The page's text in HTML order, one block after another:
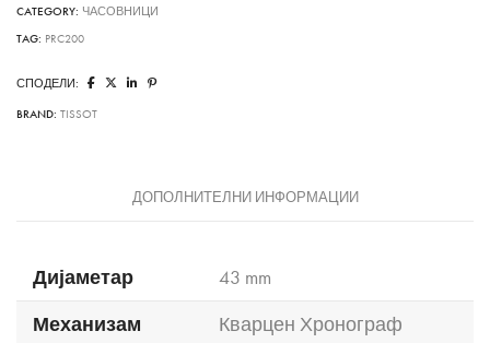
CATEGORY: ЧАСОВНИЦИ
TAG: PRC200
СПОДЕЛИ:
BRAND: TISSOT
ДОПОЛНИТЕЛНИ ИНФОРМАЦИИ
Дијаметар
43 mm
Механизам
Кварцен Хронограф